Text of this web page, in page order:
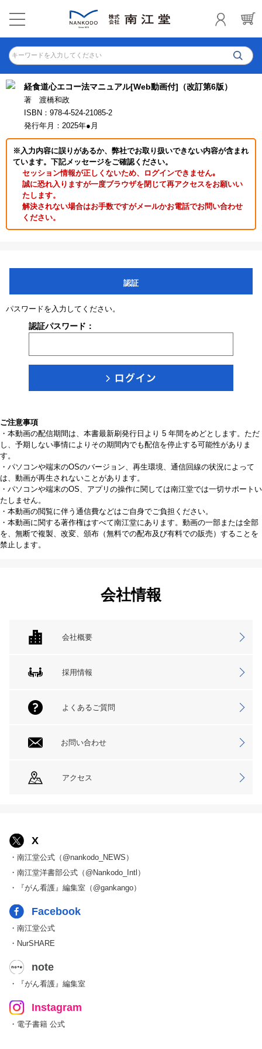
キーワードを入力してください
経食道心エコー法マニュアル[Web動画付]（改訂第6版）
著 渡橋和政
ISBN：978-4-524-21085-2
発行年月：2025年●月
※入力内容に誤りがあるか、弊社でお取り扱いできない内容が含まれ
ています。下記メッセージをご確認ください。
セッション情報が正しくないため、ログインできません｡
誠に恐れ入りますが一度ブラウザを閉じて再アクセスをお願いい
たします。
解決されない場合はお手数ですがメールかお電話でお問い合わせ
ください。
認証
パスワードを入力してください。
認証パスワード：
ご注意事項
・本動画の配信期間は、本書最新刷発行日より 5 年間をめどとします。ただ
し、予期しない事情によりその期間内でも配信を停止する可能性がありま
す。
・パソコンや端末のOSのバージョン、再生環境、通信回線の状況によって
は、動画が再生されないことがあります。
・パソコンや端末のOS、アプリの操作に関しては南江堂では一切サポートい
たしません。
・本動画の閲覧に伴う通信費などはご自身でご負担ください。
・本動画に関する著作権はすべて南江堂にあります。動画の一部または全部
を、無断で複製、改変、頒布（無料での配布及び有料での販売）することを
禁止します。
会社情報
会社概要
採用情報
よくあるご質問
お問い合わせ
アクセス
X
・南江堂公式（@nankodo_NEWS）
・南江堂洋書部公式（@Nankodo_Intl）
・『がん看護』編集室（@gankango）
Facebook
・南江堂公式
・NurSHARE
note
・『がん看護』編集室
Instagram
・電子書籍 公式